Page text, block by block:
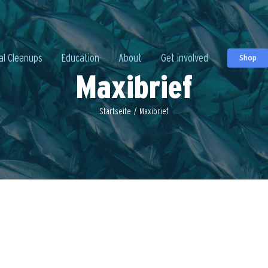
Cleanups Education About Get involved Shop
Maxibrief
Startseite / Maxibrief